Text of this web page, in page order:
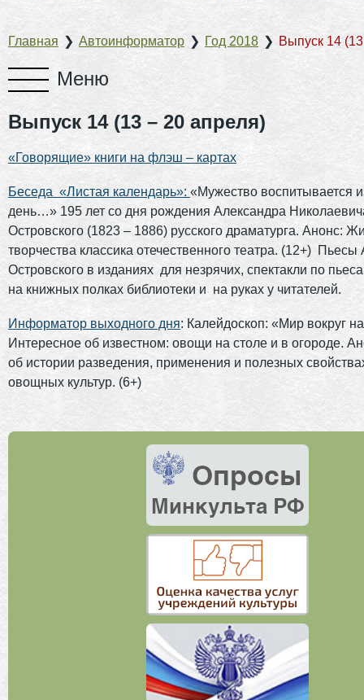
Главная ❯ Автоинформатор ❯ Год 2018 ❯ Выпуск 14
Выпуск 14 (13 – 20 апреля)
«Говорящие» книги на флэш – картах
Беседа «Листая календарь»: «Мужество воспитывается
день…» 195 лет со дня рождения Александра
Островского (1823 – 1886) русского драматурга. Анонс:
творчества классика отечественного театра. (12+) Пьесы
Островского в изданиях для незрячих, спектакли по
на книжных полках библиотеки и на руках у читателей.
Информатор выходного дня: Калейдоскоп: «Мир вокруг
Интересное об известном: овощи на столе и в огороде.
об истории разведения, применения и полезных
овощных культур. (6+)